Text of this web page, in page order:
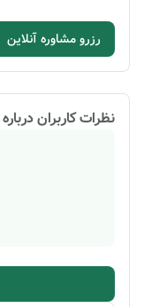
رزرو مشاوره آنلاین
نظرات کاربران درباره